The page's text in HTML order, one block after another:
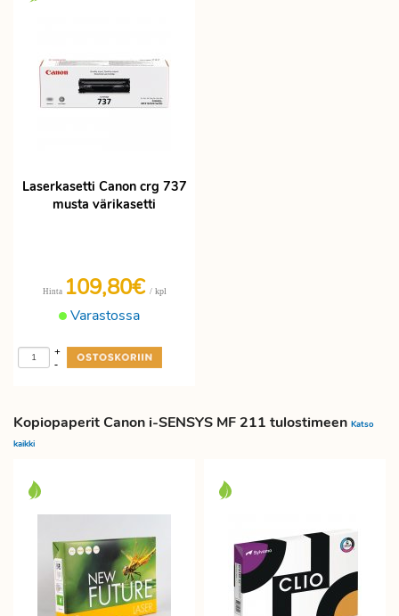
Laserkasetti Canon crg 737
musta värikasetti
Varastossa
Hinta 109,80€ / kpl
-
+
Kopiopaperit Canon i-SENSYS MF 211 tulostimeen Katso
kaikki